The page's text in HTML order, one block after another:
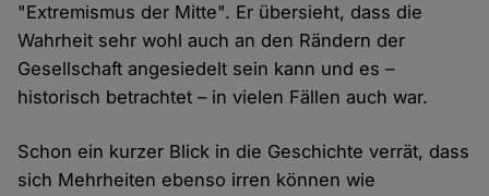
"Extremismus der Mitte". Er übersieht, dass die
Wahrheit sehr wohl auch an den Rändern der
Gesellschaft angesiedelt sein kann und es –
historisch betrachtet – in vielen Fällen auch war.
Schon ein kurzer Blick in die Geschichte verrät, dass
sich Mehrheiten ebenso irren können wie